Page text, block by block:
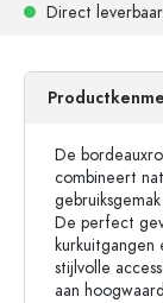
Direct leverbaar.
De
combineert
De perfect
kurkuitgangen
stijlvolle
aan